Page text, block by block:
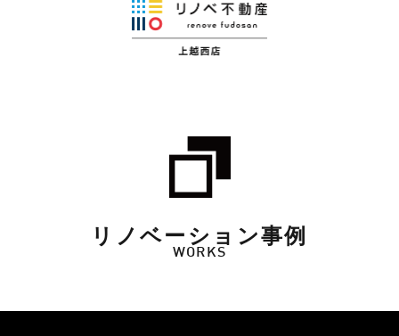
リノベーション事例
WORKS